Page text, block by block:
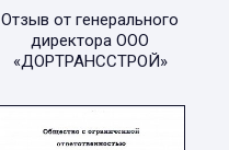
Отзыв от генерального
директора ООО
«ДОРТРАНССТРОЙ»